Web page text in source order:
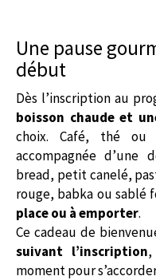
Une pause
début
Dès l’inscription au
boisson chaude et
choix. Café, thé ou
accompagnée d’une
bread, petit canelé,
rouge, babka ou sablé
place ou à emporter.
Ce cadeau de
suivant l’inscription
moment pour